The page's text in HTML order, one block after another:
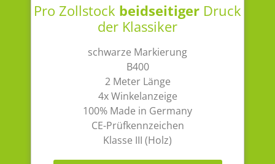
Pro Zollstock beidseitiger Druck
der Klassiker
schwarze Markierung
B400
2 Meter Länge
4x Winkelanzeige
100% Made in Germany
CE-Prüfkennzeichen
Klasse III (Holz)